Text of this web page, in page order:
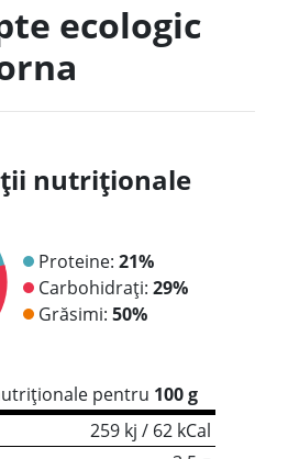
ecologic
nutriționale
Proteine: 21%
Carbohidrați: 29%
Grăsimi: 50%
pentru 100 g
259 kj / 62 kCal